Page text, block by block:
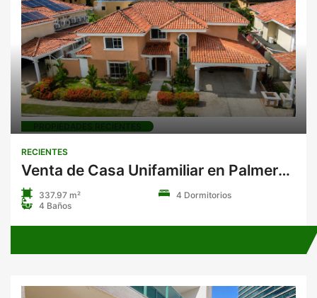
PROPIEDADES RECIENTES
RECIENTES
Venta de Casa Unifamiliar en Palmeras del Este, Costa del Este REMODELADA
337.97 m²
4 Dormitorios
4 Baños